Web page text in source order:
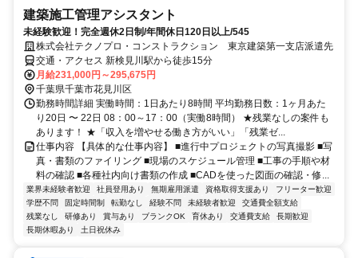
建築施工管理アシスタント
未経験歓迎！完全週休2日制/年間休日120日以上/545
株式会社テクノプロ・コンストラクション 東京建築第一支店派遣先
交通・アクセス 新検見川駅から徒歩15分
月給231,000円～295,675円
千葉県千葉市花見川区
勤務時間詳細 実働時間：1日あたり8時間 平均勤務日数：1ヶ月あた
り20日 〜 22日 08：00～17：00（実働8時間） ★残業なしの案件も
あります！ ★「収入を増やせる働き方がいい」「残業ゼ...
仕事内容 【具体的な仕事内容】 ■進行中プロジェクトの写真撮影 ■写
真・書類のファイリング ■現場のスケジュール管理 ■工事の手順や材
料の確認 ■各種社内向け書類の作成 ■CADを使った図面の確認・修...
業界未経験者歓迎 社員登用あり 無期雇用派遣 資格取得支援あり
フリーター歓迎
学歴不問
固定時間制 転勤なし 経験不問 未経験者歓迎
交通費全額支給
残業なし
研修あり 賞与あり ブランクOK 育休あり 交通費支給
長期歓迎
長期休暇あり
土日祝休み